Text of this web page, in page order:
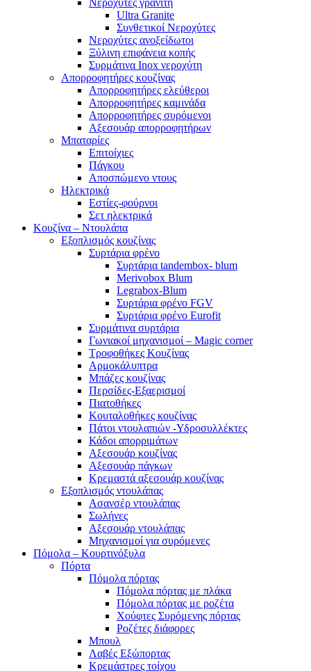
Νεροχύτες γρανίτη
Ultra Granite
Συνθετικοί Νεροχύτες
Νεροχύτες ανοξείδωτοι
Ξύλινη επιφάνεια κοπής
Συρμάτινα Inox νεροχύτη
Απορροφητήρες κουζίνας
Απορροφητήρες ελεύθεροι
Απορροφητήρες καμινάδα
Απορροφητήρες συρόμενοι
Αξεσουάρ απορροφητήρων
Μπαταρίες
Επιτοίχιες
Πάγκου
Αποσπώμενο ντους
Ηλεκτρικά
Εστίες-φούρνοι
Σετ ηλεκτρικά
Κουζίνα – Ντουλάπα
Εξοπλισμός κουζίνας
Συρτάρια φρένο
Συρτάρια tandembox- blum
Merivobox Blum
Legrabox-Blum
Συρτάρια φρένο FGV
Συρτάρια φρένο Eurofit
Συρμάτινα συρτάρια
Γωνιακοί μηχανισμοί – Magic corner
Τροφοθήκες Κουζίνας
Αρμοκάλυπτρα
Μπάζες κουζίνας
Περσίδες-Εξαερισμοί
Πιατοθήκες
Κουταλοθήκες κουζίνας
Πάτοι ντουλαπιών -Υδροσυλλέκτες
Κάδοι απορριμάτων
Αξεσουάρ κουζίνας
Αξεσουάρ πάγκων
Κρεμαστά αξεσουάρ κουζίνας
Εξοπλισμός ντουλάπας
Ασανσέρ ντουλάπας
Σωλήνες
Αξεσουάρ ντουλάπας
Μηχανισμοί για συρόμενες
Πόμολα – Κουρτινόξυλα
Πόρτα
Πόμολα πόρτας
Πόμολα πόρτας με πλάκα
Πόμολα πόρτας με ροζέτα
Χούφτες Συρόμενης πόρτας
Ροζέτες διάφορες
Μπουλ
Λαβές Εξώπορτας
Κρεμάστρες τοίχου